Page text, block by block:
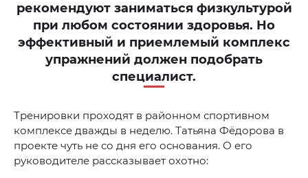
рекомендуют заниматься физкультурой
при любом состоянии здоровья. Но
эффективный и приемлемый комплекс
упражнений должен подобрать
специалист.
Тренировки проходят в районном спортивном
комплексе дважды в неделю. Татьяна Фёдорова в
проекте чуть не со дня его основания. О его
руководителе рассказывает охотно: